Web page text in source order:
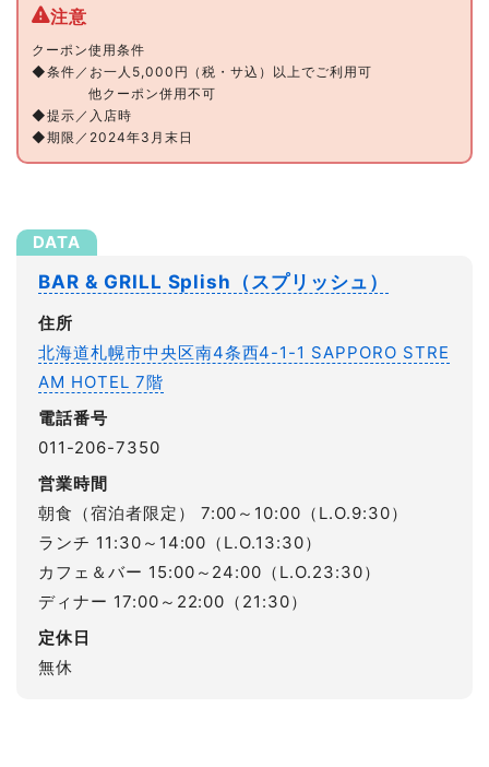
クーポン使用条件
◆条件／お一人5,000円（税・サ込）以上でご利用可
他クーポン併用不可
◆提示／入店時
◆期限／2024年3月末日
BAR & GRILL Splish（スプリッシュ）
住所
北海道札幌市中央区南4条西4-1-1 SAPPORO STRE
AM HOTEL 7階
電話番号
011-206-7350
営業時間
朝食（宿泊者限定） 7:00～10:00（L.O.9:30）
ランチ 11:30～14:00（L.O.13:30）
カフェ＆バー 15:00～24:00（L.O.23:30）
ディナー 17:00～22:00（21:30）
定休日
無休